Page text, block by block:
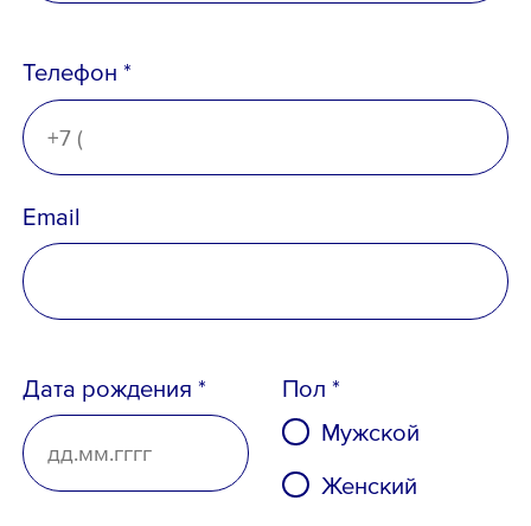
Вопрос *
Ознакомлен сПолитикой
Телефон *
Email
Дата рождения *
Пол *
Мужской
Женский